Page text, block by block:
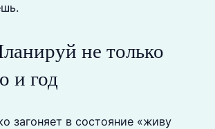
не только
и год
загоняет в состояние «живу